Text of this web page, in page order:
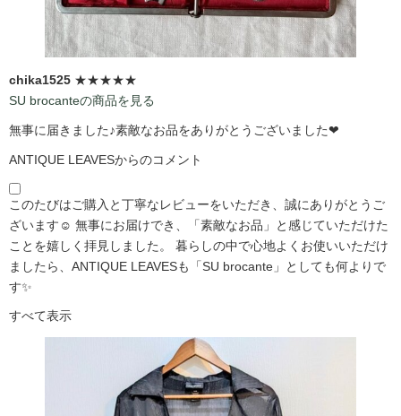
chika1525 ★★★★★
SU brocanteの商品を見る
無事に届きました♪素敵なお品をありがとうございました❤
ANTIQUE LEAVESからのコメント
このたびはご購入と丁寧なレビューをいただき、誠にありがとうご
ざいます☺️ 無事にお届けでき、「素敵なお品」と感じていただけた
ことを嬉しく拝見しました。 暮らしの中で心地よくお使いいただけ
ましたら、ANTIQUE LEAVESも「SU brocante」としても何よりで
す✨
すべて表示